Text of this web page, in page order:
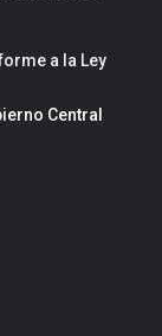
a la Ley
Central